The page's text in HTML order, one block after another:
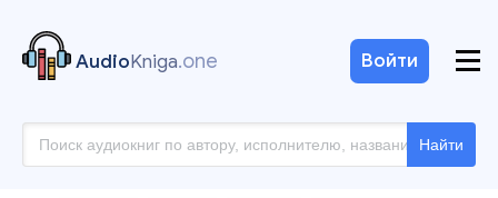
AudioKniga.one
Найти
Войти